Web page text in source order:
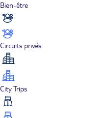
Bien-être
Circuits privés
City Trips